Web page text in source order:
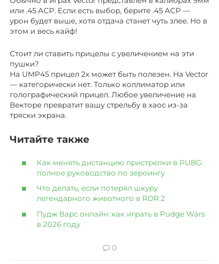
или .45 ACP. Если есть выбор, берите .45 ACP —
урон будет выше, хотя отдача станет чуть злее. Но в
этом и весь кайф!
Стоит ли ставить прицелы с увеличением на эти
пушки?
На UMP45 прицел 2x может быть полезен. На Vector
— категорически нет. Только коллиматор или
голографический прицел. Любое увеличение на
Векторе превратит вашу стрельбу в хаос из-за
тряски экрана.
Читайте также
Как менять дистанцию пристрелки в PUBG:
полное руководство по зероингу
Что делать, если потерял шкуру
легендарного животного в RDR 2
Пудж Варс онлайн: как играть в Pudge Wars
в 2026 году
0